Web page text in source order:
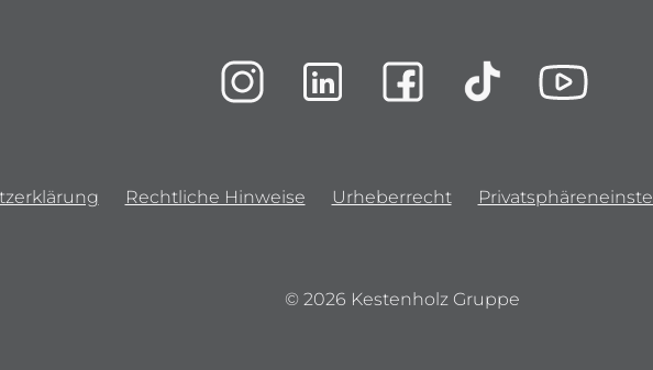
Rechtliche Hinweise Urheberrecht
© 2026 Kestenholz Gruppe